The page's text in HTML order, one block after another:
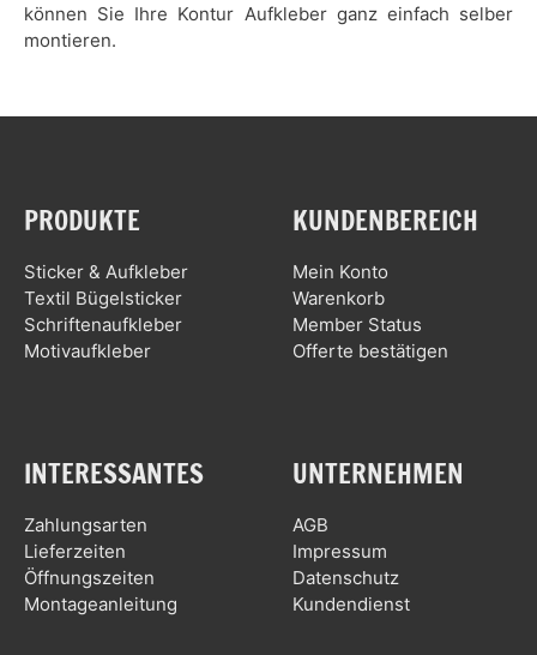
können Sie Ihre Kontur Aufkleber ganz einfach selber
montieren.
PRODUKTE
Sticker & Aufkleber
Textil Bügelsticker
Schriftenaufkleber
Motivaufkleber
KUNDENBEREICH
Mein Konto
Warenkorb
Member Status
Offerte bestätigen
INTERESSANTES
Zahlungsarten
Lieferzeiten
Öffnungszeiten
Montageanleitung
UNTERNEHMEN
AGB
Impressum
Datenschutz
Kundendienst